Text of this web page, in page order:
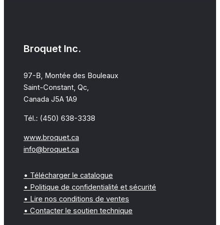
Broquet Inc.
97-B, Montée des Bouleaux
Saint-Constant, Qc,
Canada J5A 1A9
Tél.: (450) 638-3338
www.broquet.ca
info@broquet.ca
• Télécharger le catalogue
• Politique de confidentialité et sécurité
• Lire nos conditions de ventes
• Contacter le soutien technique